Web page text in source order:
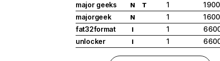
major geeks
N T 1
1 900
majorgeek
N 1
1 600
fat32format
I 1
6
unlocker
I 1 6